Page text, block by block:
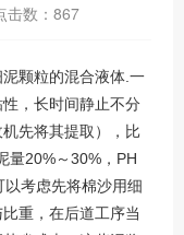
击数： 867
颗粒的混合液体.一
，长时间静止不分
先将其提取），比
量20%～30%，PH
考虑先将棉沙用细
重，在后道工序当